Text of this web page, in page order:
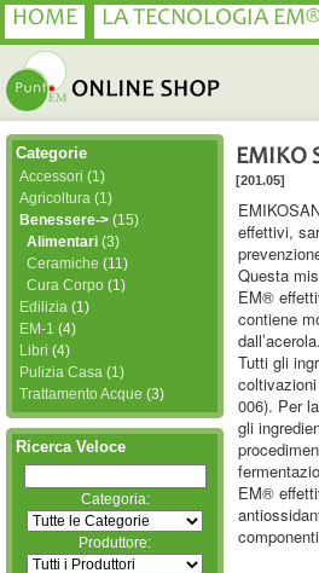
HOME LA TECNOLOGIA
EMIKO
[201.05]
effettivi,
Questa
EM®
contiene
dall’acerola.
Tutti gli
006). Per
gli
EM®
Categorie
Accessori (1)
Agricoltura (1)
Benessere-> (15)
Alimentari (3)
Ceramiche (11)
Cura Corpo (1)
Edilizia (1)
EM-1 (4)
Libri (4)
Pulizia Casa (1)
Trattamento Acque (3)
Ricerca Veloce
Categoria:
Produttore: